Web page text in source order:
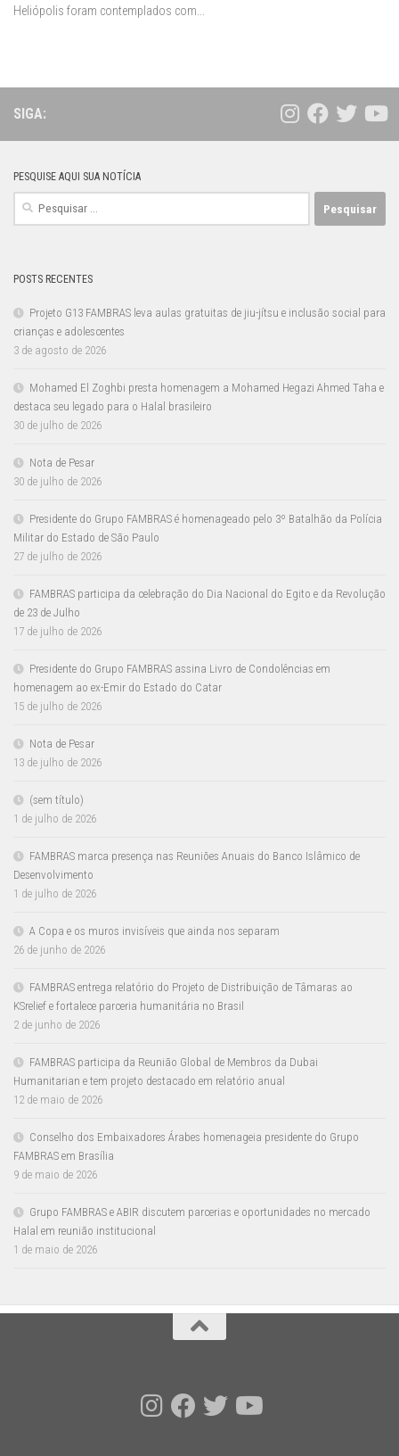
Heliópolis foram contemplados com...
SIGA:
PESQUISE AQUI SUA NOTÍCIA
Pesquisar
POSTS RECENTES
Projeto G13 FAMBRAS leva aulas gratuitas de jiu-jítsu e inclusão social para
crianças e adolescentes
3 de agosto de 2026
Mohamed El Zoghbi presta homenagem a Mohamed Hegazi Ahmed Taha e
destaca seu legado para o Halal brasileiro
30 de julho de 2026
Nota de Pesar
30 de julho de 2026
Presidente do Grupo FAMBRAS é homenageado pelo 3º Batalhão da Polícia
Militar do Estado de São Paulo
27 de julho de 2026
FAMBRAS participa da celebração do Dia Nacional do Egito e da Revolução
de 23 de Julho
17 de julho de 2026
Presidente do Grupo FAMBRAS assina Livro de Condolências em
homenagem ao ex-Emir do Estado do Catar
15 de julho de 2026
Nota de Pesar
13 de julho de 2026
(sem título)
1 de julho de 2026
FAMBRAS marca presença nas Reuniões Anuais do Banco Islâmico de
Desenvolvimento
1 de julho de 2026
A Copa e os muros invisíveis que ainda nos separam
26 de junho de 2026
FAMBRAS entrega relatório do Projeto de Distribuição de Tâmaras ao
KSrelief e fortalece parceria humanitária no Brasil
2 de junho de 2026
FAMBRAS participa da Reunião Global de Membros da Dubai
Humanitarian e tem projeto destacado em relatório anual
12 de maio de 2026
Conselho dos Embaixadores Árabes homenageia presidente do Grupo
FAMBRAS em Brasília
9 de maio de 2026
Grupo FAMBRAS e ABIR discutem parcerias e oportunidades no mercado
Halal em reunião institucional
1 de maio de 2026